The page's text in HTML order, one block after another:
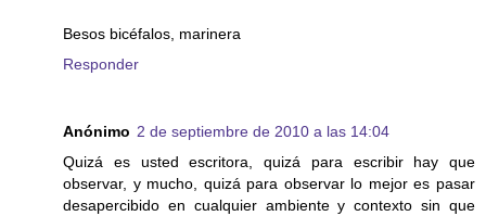
Besos bicéfalos, marinera
Responder
Anónimo 2 de septiembre de 2010 a las 14:04
Quizá es usted escritora, quizá para escribir hay que
observar, y mucho, quizá para observar lo mejor es pasar
desapercibido en cualquier ambiente y contexto sin que